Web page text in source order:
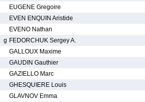
EUGENE Gregoire
EVEN ENQUIN Aristide
EVENO Nathan
g FEDORCHUK Sergey A.
GALLOUX Maxime
GAUDIN Gauthier
GAZIELLO Marc
GHESQUIERE Louis
GLAVNOV Emma